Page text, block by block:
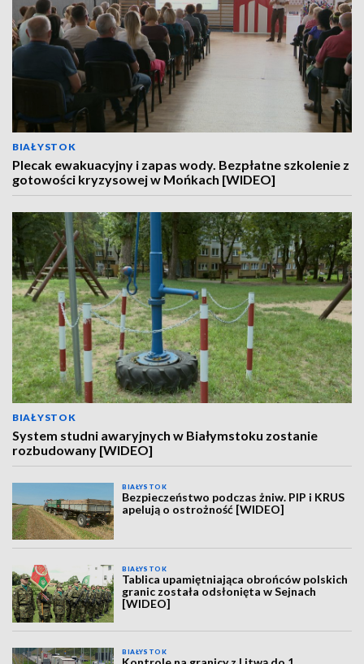
BIAŁYSTOK
Plecak ewakuacyjny i zapas wody. Bezpłatne szkolenie z
gotowości kryzysowej w Mońkach [WIDEO]
BIAŁYSTOK
System studni awaryjnych w Białymstoku zostanie
rozbudowany [WIDEO]
BIAŁYSTOK
Bezpieczeństwo podczas żniw. PIP i KRUS
apelują o ostrożność [WIDEO]
BIAŁYSTOK
Tablica upamiętniająca obrońców polskich
granic została odsłonięta w Sejnach
[WIDEO]
BIAŁYSTOK